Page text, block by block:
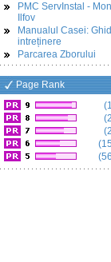
PMC ServInstal -
Ilfov
Manualul Casei:
intreținere
Parcarea Zborului
Page Rank